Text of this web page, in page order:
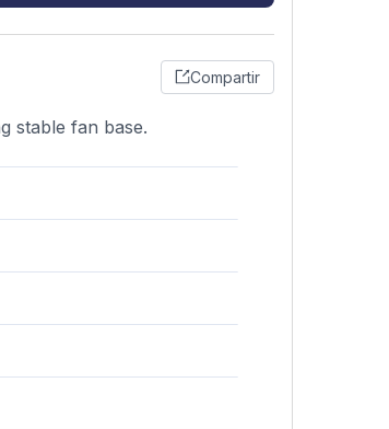
Compartir
stable fan base.